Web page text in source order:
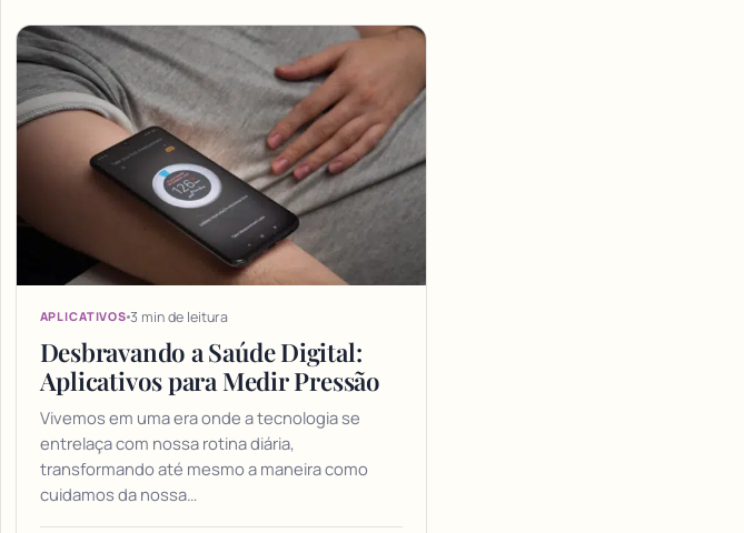
APLICATIVOS 3 min de leitura
Desbravando a Saúde Digital:
Aplicativos para Medir Pressão
Vivemos em uma era onde a tecnologia se
entrelaça com nossa rotina diária,
transformando até mesmo a maneira como
cuidamos da nossa…